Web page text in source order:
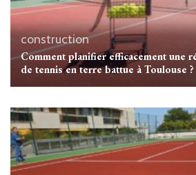
construction
Comment planifier efficacement une
de tennis en terre battue à Toulouse ?